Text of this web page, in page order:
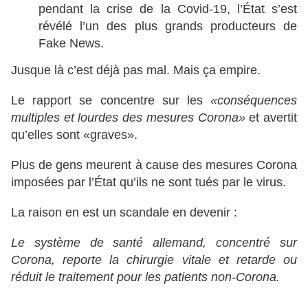
pendant la crise de la Covid-19, l’État s’est
révélé l’un des plus grands producteurs de
Fake News.
Jusque là c’est déjà pas mal. Mais ça empire.
Le rapport se concentre sur les «conséquences
multiples et lourdes des mesures Corona»et avertit
qu’elles sont «graves».
Plus de gens meurent à cause des mesures Corona
imposées par l’État qu’ils ne sont tués par le virus.
La raison en est un scandale en devenir :
Le système de santé allemand, concentré sur
Corona, reporte la chirurgie vitale et retarde ou
réduit le traitement pour les patients non-Corona.